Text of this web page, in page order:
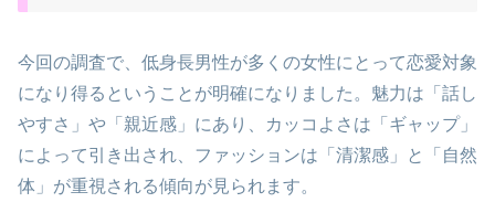
今回の調査で、低身長男性が多くの女性にとって恋愛対象
になり得るということが明確になりました。魅力は「話し
やすさ」や「親近感」にあり、カッコよさは「ギャップ」
によって引き出され、ファッションは「清潔感」と「自然
体」が重視される傾向が見られます。